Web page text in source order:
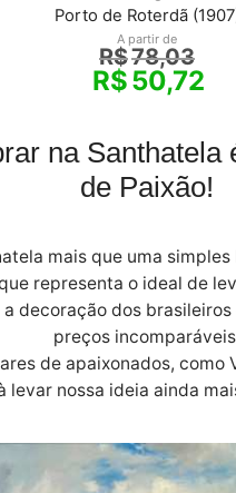
Porto de Roterdã
A partir de
R$78,03
R$50,72
na Santhatela
de Paixão!
mais que uma simples
representa o ideal de
decoração dos
preços
de apaixonados, como
levar nossa ideia ainda